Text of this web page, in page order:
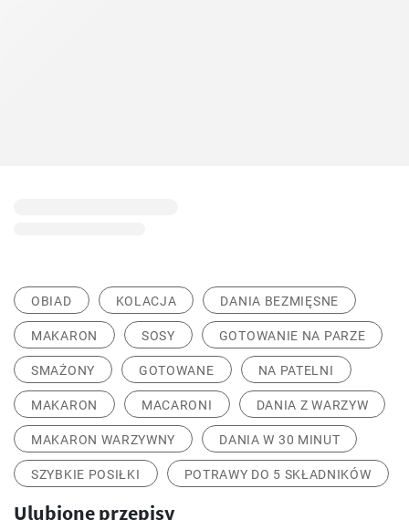
OBIAD KOLACJA DANIA BEZMIĘSNE
MAKARON SOSY GOTOWANIE NA PARZE
SMAŻONY GOTOWANE NA PATELNI
MAKARON MACARONI DANIA Z WARZYW
MAKARON WARZYWNY DANIA W 30 MINUT
SZYBKIE POSIŁKI POTRAWY DO 5 SKŁADNIKÓW
Ulubione przepisy